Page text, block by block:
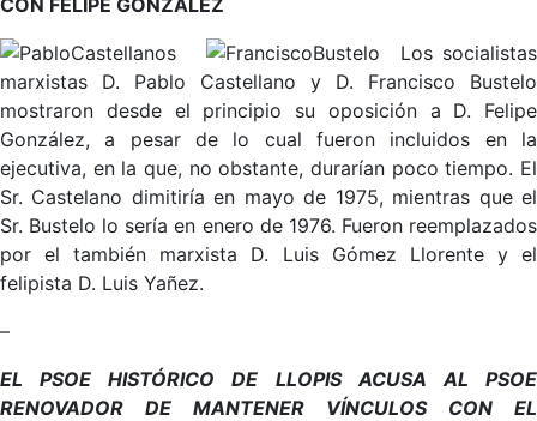
Los socialistas
marxistas D. Pablo Castellano y D. Francisco Bustelo
mostraron desde el principio su oposición a D. Felipe
González, a pesar de lo cual fueron incluidos en la
ejecutiva, en la que, no obstante, durarían poco tiempo. El
Sr. Castelano dimitiría en mayo de 1975, mientras que el
Sr. Bustelo lo sería en enero de 1976. Fueron reemplazados
por el también marxista D. Luis Gómez Llorente y el
felipista D. Luis Yañez.
–
EL PSOE HISTÓRICO DE LLOPIS ACUSA AL PSOE
RENOVADOR DE MANTENER VÍNCULOS CON EL